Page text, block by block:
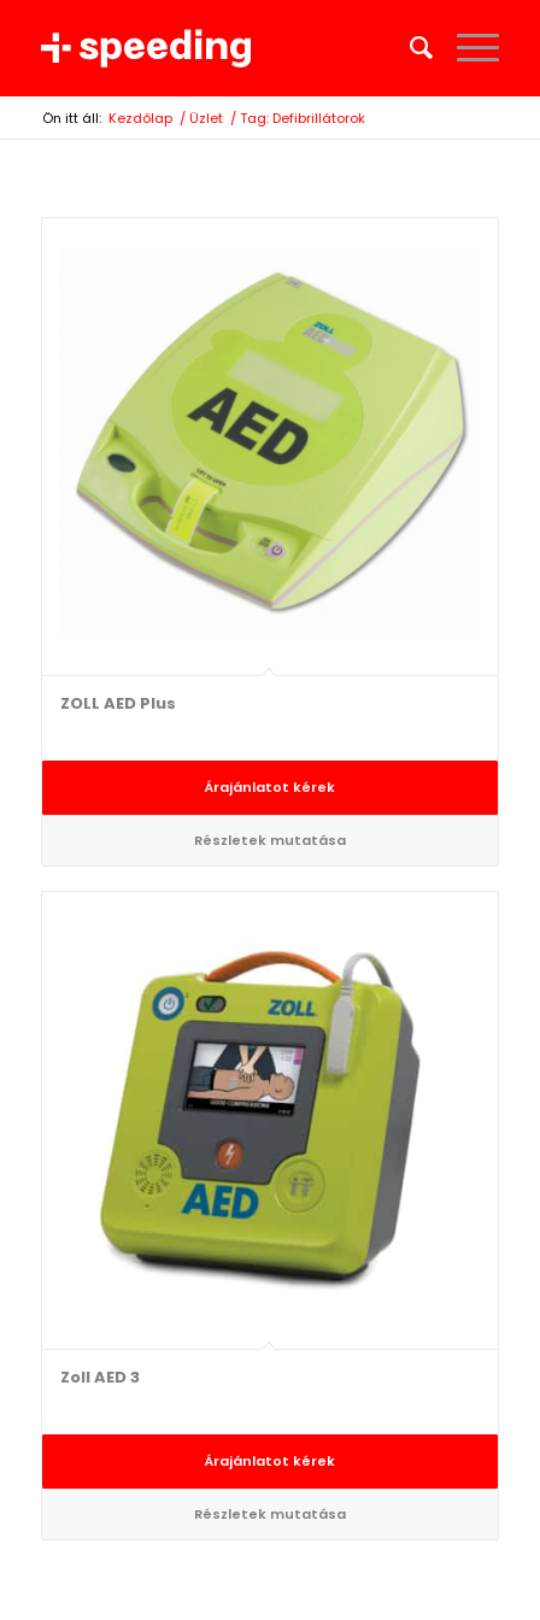
Ön itt áll: Kezdőlap / Üzlet / Tag: Defibrillátorok
ZOLL AED Plus
Árajánlatot kérek
Részletek mutatása
Zoll AED 3
Árajánlatot kérek
Részletek mutatása